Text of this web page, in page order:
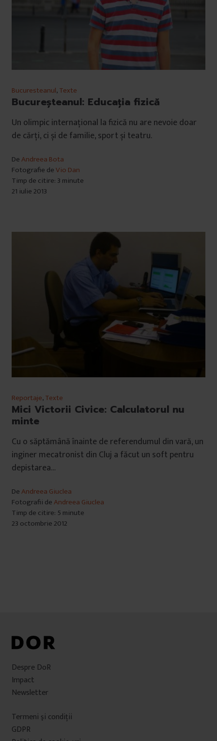
Bucuresteanul,Texte
Bucureșteanul: Educația fizică
Un olimpic internațional la fizică nu are nevoie doar
de cărți, ci și de familie, sport și teatru.
DeAndreea Bota
Fotografie deVio Dan
Timp de citire: 3 minute
21 iulie 2013
Reportaje,Texte
Mici Victorii Civice: Calculatorul nu
minte
Cu o săptămână înainte de referendumul din vară, un
inginer mecatronist din Cluj a făcut un soft pentru
depistarea…
DeAndreea Giuclea
Fotografii deAndreea Giuclea
Timp de citire: 5 minute
23 octombrie 2012
Despre DoR
Impact
Newsletter
Termeni şi condiţii
GDPR